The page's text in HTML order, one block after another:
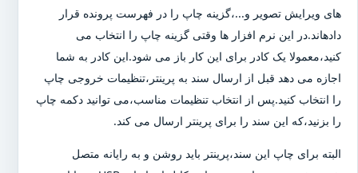
های ویرایش تصویر و...،گزینه چاپ را در فهرست پرونده قرار
دادهاند.در این نرم افزار ها وقتی گزینه چاپ را انتخاب می
کنید،معمولا یک کادر برای این کار باز می شود.این کادر به شما
اجازه می دهد قبل از ارسال سند به پرینتر،تنظیمات خروجی چاپ
را انتخاب کنید.پس از انتخاب تنظیمات مناسب،می توانید دکمه چاپ
را بزنید،که این سند را برای پرینتر ارسال می کند.
البته برای چاپ این سند،پرینتر باید روشن و به رایانه متصل